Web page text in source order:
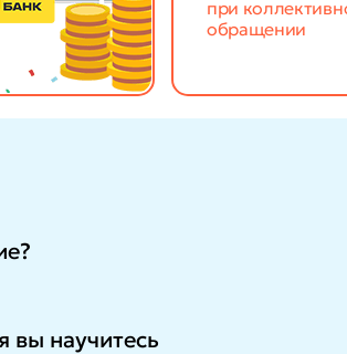
при
обращении
вы научитесь